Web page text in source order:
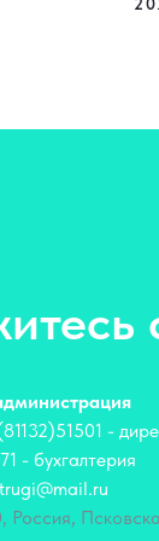
-
- бухгалтерия
Россия,